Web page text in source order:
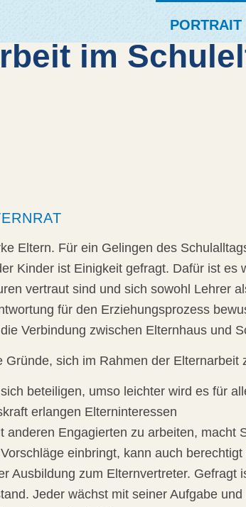
PORTRAIT
im
Eltern. Für ein Gelingen des
Kinder ist Einigkeit gefragt. Dafür ist es
vertraut sind und sich sowohl Lehrer
für den Erziehungsprozess
Verbindung zwischen Elternhaus und
Gründe, sich im Rahmen der
beteiligen, umso leichter wird es für
erlangen Elterninteressen
anderen Engagierten zu arbeiten, macht
einbringt, kann auch berechtigt
Ausbildung zum Elternvertreter. Gefragt
Jeder wächst mit seiner Aufgabe